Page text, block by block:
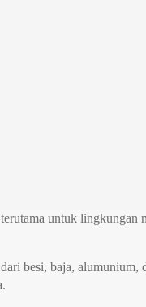
untuk
besi, baja,